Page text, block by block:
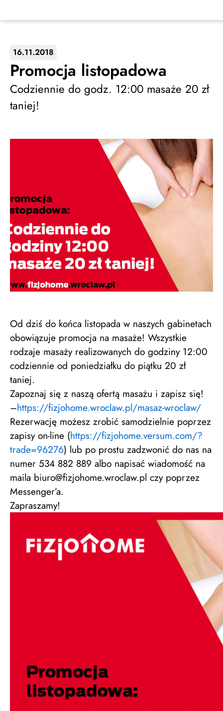
16.11.2018
Promocja listopadowa
Codziennie do godz. 12:00 masaże 20 zł
taniej!
Od dziś do końca listopada w naszych gabinetach
obowiązuje promocja na masaże! Wszystkie
rodzaje masaży realizowanych do godziny 12:00
codziennie od poniedziałku do piątku 20 zł
taniej.
Zapoznaj się z naszą ofertą masażu i zapisz się!
–https://fizjohome.wroclaw.pl/masaz-wroclaw/
Rezerwację możesz zrobić samodzielnie poprzez
zapisy on-line (https://fizjohome.versum.com/?
trade=96276) lub po prostu zadzwonić do nas na
numer 534 882 889 albo napisać wiadomość na
maila biuro@fizjohome.wroclaw.pl czy poprzez
Messenger’a.
Zapraszamy!